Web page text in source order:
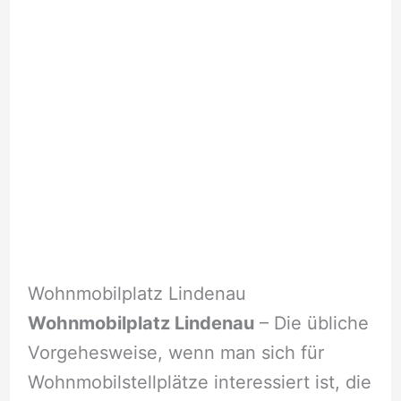
Wohnmobilplatz Lindenau
Wohnmobilplatz Lindenau– Die übliche
Vorgehesweise, wenn man sich für
Wohnmobilstellplätze interessiert ist, die